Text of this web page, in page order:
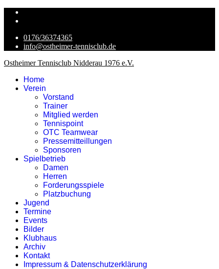
0176/36374365
info@ostheimer-tennisclub.de
Ostheimer Tennisclub Nidderau 1976 e.V.
Home
Verein
Vorstand
Trainer
Mitglied werden
Tennispoint
OTC Teamwear
Pressemitteillungen
Sponsoren
Spielbetrieb
Damen
Herren
Forderungsspiele
Platzbuchung
Jugend
Termine
Events
Bilder
Klubhaus
Archiv
Kontakt
Impressum & Datenschutzerklärung